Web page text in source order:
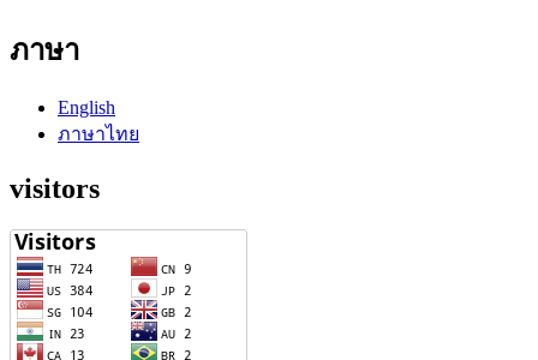
ภาษา
English
ภาษาไทย
visitors